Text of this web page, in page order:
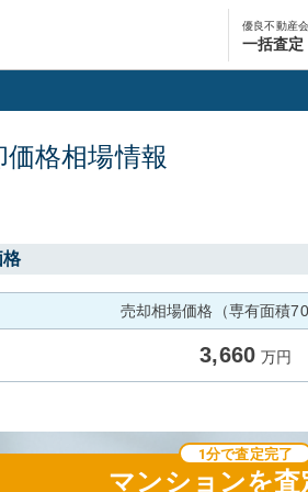
優良不動産
一括査定
価格相場情報
格
売却相場価格（専有面積70
3,660 万円
マンションを査
1分で査定完了